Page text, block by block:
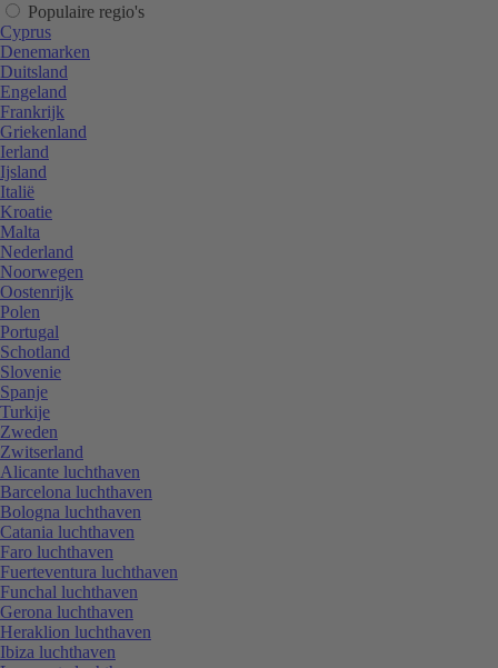
Populaire regio's
Cyprus
Denemarken
Duitsland
Engeland
Frankrijk
Griekenland
Ierland
Ijsland
Italië
Kroatie
Malta
Nederland
Noorwegen
Oostenrijk
Polen
Portugal
Schotland
Slovenie
Spanje
Turkije
Zweden
Zwitserland
Alicante luchthaven
Barcelona luchthaven
Bologna luchthaven
Catania luchthaven
Faro luchthaven
Fuerteventura luchthaven
Funchal luchthaven
Gerona luchthaven
Heraklion luchthaven
Ibiza luchthaven